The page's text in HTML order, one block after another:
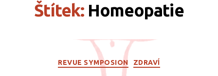
Štítek: Homeopatie
Rubriky
REVUE SYMPOSION ZDRAVÍ